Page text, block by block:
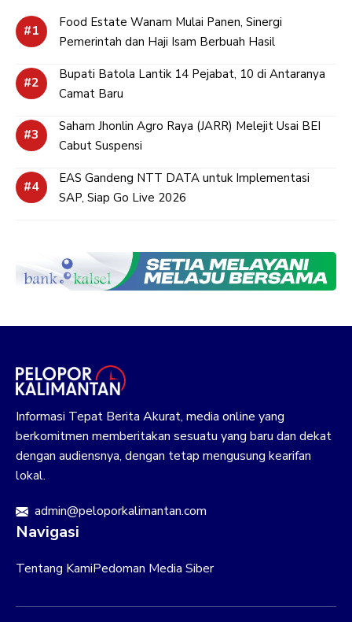
Food Estate Wanam Mulai Panen, Sinergi
Pemerintah dan Haji Isam Berbuah Hasil
Bupati Batola Lantik 14 Pejabat, 10 di Antaranya
Camat Baru
Saham Jhonlin Agro Raya (JARR) Melejit Usai BEI
Cabut Suspensi
EAS Gandeng NTT DATA untuk Implementasi
SAP, Siap Go Live 2026
Informasi Tepat Berita Akurat, media online yang
berkomitmen memberitakan sesuatu yang baru dan dekat
dengan audiensnya, dengan tetap mengusung kearifan
lokal.
admin@peloporkalimantan.com
Navigasi
Tentang KamiPedoman Media Siber